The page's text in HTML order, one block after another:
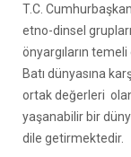
T.C.
etno-dinsel
önyargıların
Batı dünyasına
ortak değerleri
yaşanabilir bir
dile getirmektedir.